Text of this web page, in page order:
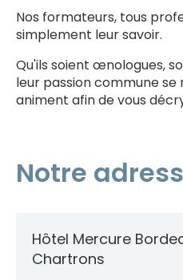
Nos formateurs, tous
simplement leur savoir.
Qu'ils soient œnologues,
leur passion commune
animent afin de vous
Notre
Hôtel Mercure
Chartrons